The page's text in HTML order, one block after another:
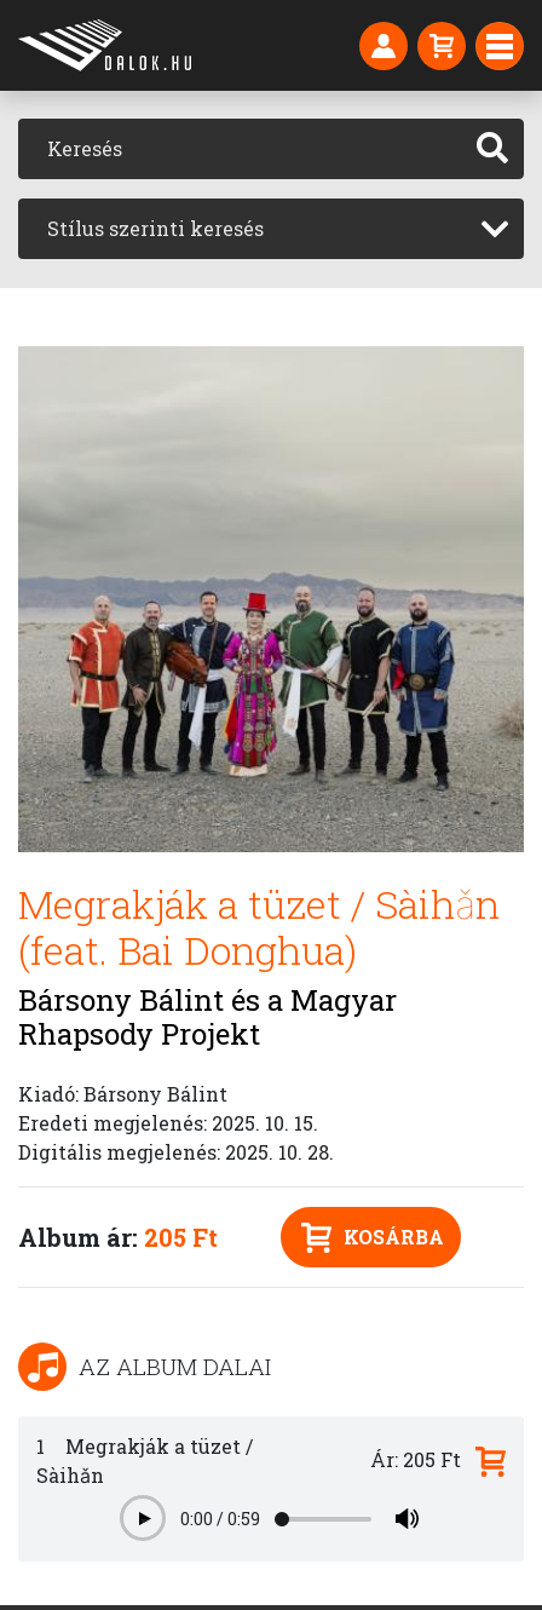
Stílus szerinti keresés
Megrakják a tüzet / Sàihǎn
(feat. Bai Donghua)
Bársony Bálint és a Magyar
Rhapsody Projekt
Kiadó: Bársony Bálint
Eredeti megjelenés: 2025. 10. 15.
Digitális megjelenés: 2025. 10. 28.
Album ár: 205 Ft KOSÁRBA
AZ ALBUM DALAI
1
Megrakják a tüzet /
Sàihǎn
Play0:00 /0:59
Ár: 205 Ft